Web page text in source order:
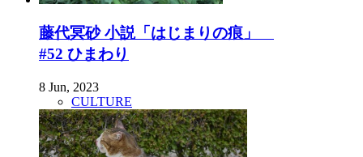
藤代冥砂 小説「はじまりの痕」
#52 ひまわり
8 Jun, 2023
CULTURE